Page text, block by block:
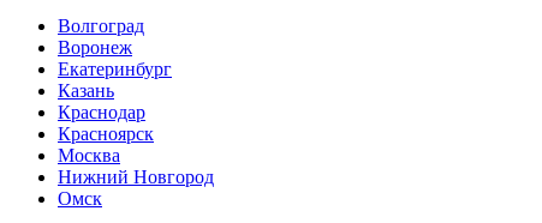
Волгоград
Воронеж
Екатеринбург
Казань
Краснодар
Красноярск
Москва
Нижний Новгород
Омск